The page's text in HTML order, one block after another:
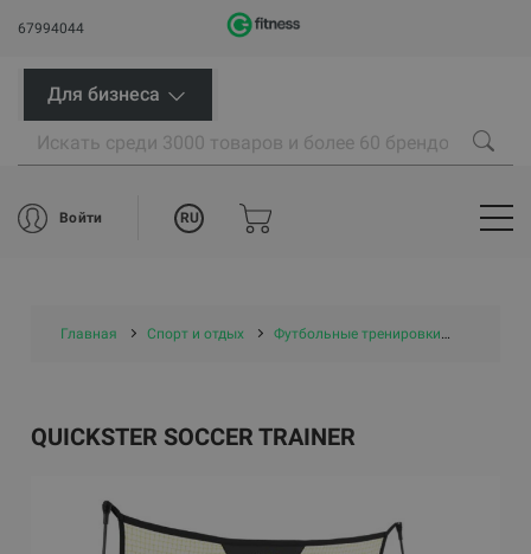
67994044
Для бизнеса
Войти RU
Главная Спорт и отдых Футбольные тренировки
QUICKSTER SOCCER TRAINER